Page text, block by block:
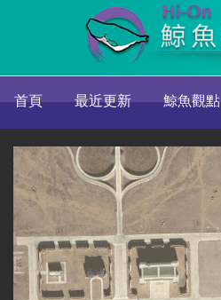
首頁 最近更新 鯨魚觀點